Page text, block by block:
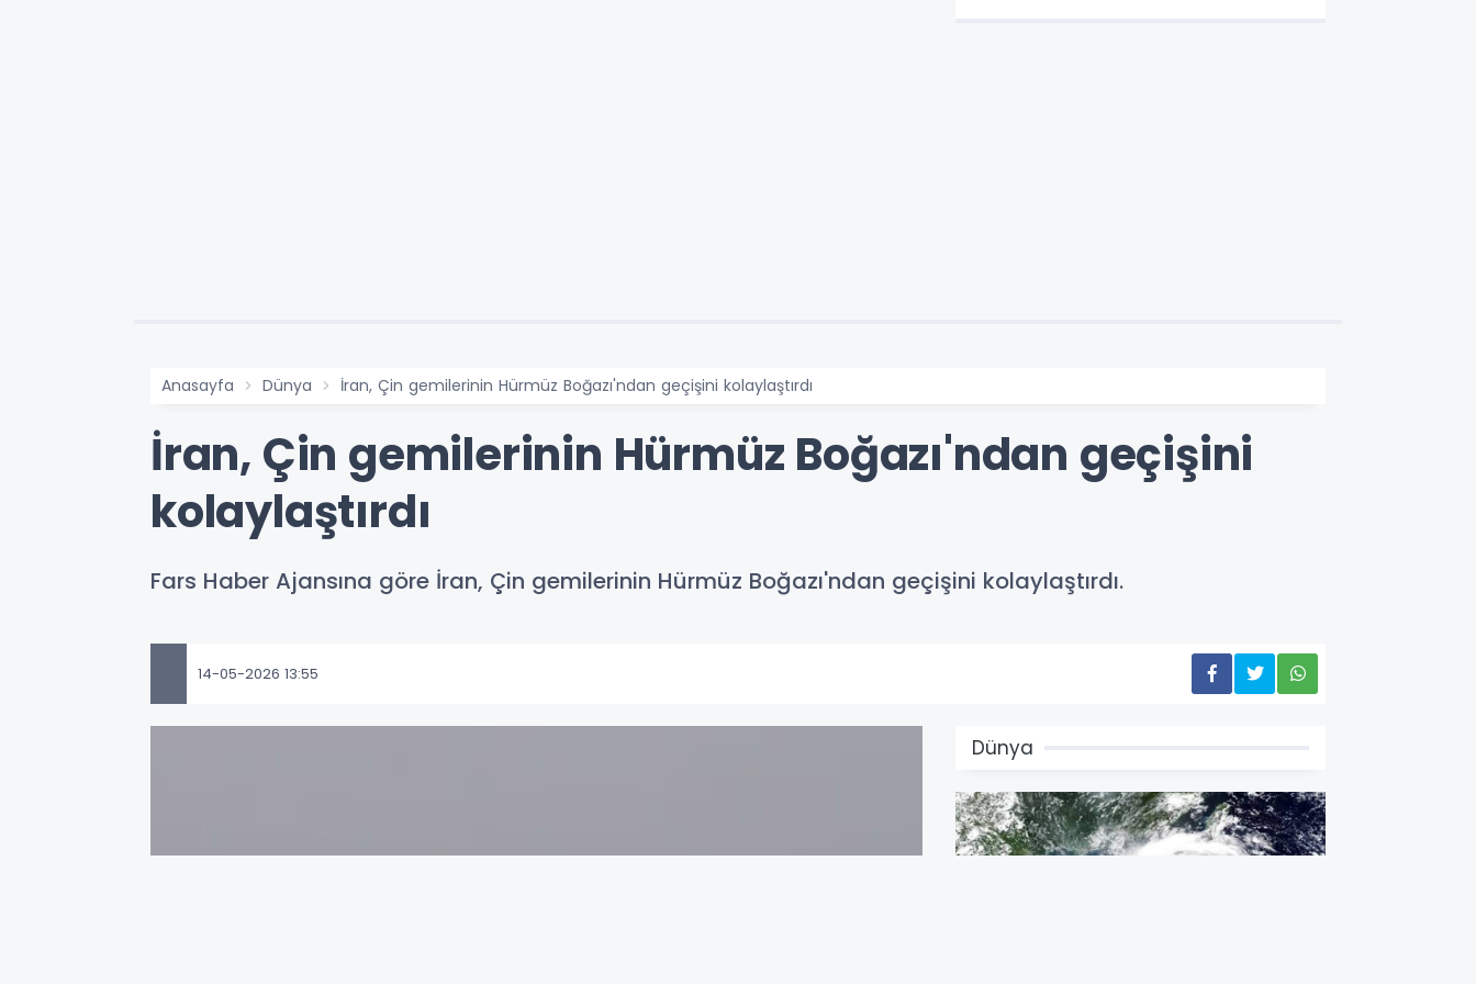
Anasayfa Dünya İran, Çin gemilerinin Hürmüz Boğazı'ndan geçişini kolaylaştırdı
İran, Çin gemilerinin Hürmüz Boğazı'ndan geçişini
kolaylaştırdı
Fars Haber Ajansına göre İran, Çin gemilerinin Hürmüz Boğazı'ndan geçişini kolaylaştırdı.
14-05-2026 13:55
Dünya